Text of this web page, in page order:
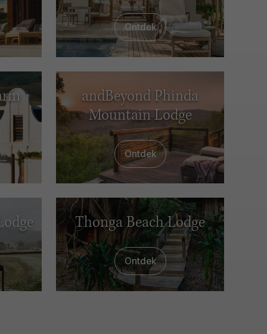
Ontdek
andBeyond Phinda
Mountain Lodge
Ontdek
Thonga Beach Lodge
Ontdek